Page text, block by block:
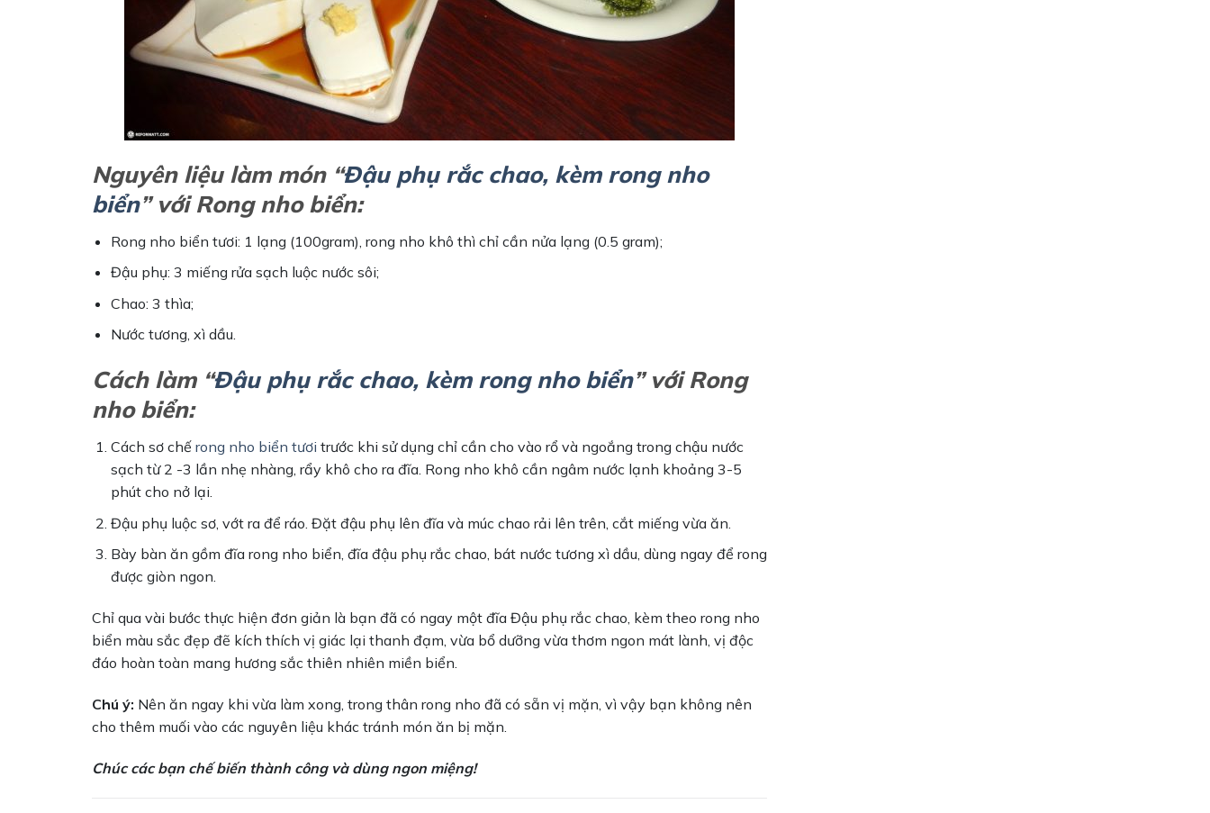
Nguyên liệu làm món “Đậu phụ rắc chao, kèm rong nho
biển” với Rong nho biển:
Rong nho biển tươi: 1 lạng (100gram), rong nho khô thì chỉ cần nửa lạng (0.5 gram);
Đậu phụ: 3 miếng rửa sạch luộc nước sôi;
Chao: 3 thìa;
Nước tương, xì dầu.
Cách làm “Đậu phụ rắc chao, kèm rong nho biển”với Rong
nho biển:
Cách sơ chế rong nho biển tươi trước khi sử dụng chỉ cần cho vào rổ và ngoắng trong chậu nước
sạch từ 2 -3 lần nhẹ nhàng, rẩy khô cho ra đĩa. Rong nho khô cần ngâm nước lạnh khoảng 3-5
phút cho nở lại.
Đậu phụ luộc sơ, vớt ra để ráo. Đặt đậu phụ lên đĩa và múc chao rải lên trên, cắt miếng vừa ăn.
Bày bàn ăn gồm đĩa rong nho biển, đĩa đậu phụ rắc chao, bát nước tương xì dầu, dùng ngay để rong
được giòn ngon.
Chỉ qua vài bước thực hiện đơn giản là bạn đã có ngay một đĩa Đậu phụ rắc chao, kèm theo rong nho
biển màu sắc đẹp đẽ kích thích vị giác lại thanh đạm, vừa bổ dưỡng vừa thơm ngon mát lành, vị độc
đáo hoàn toàn mang hương sắc thiên nhiên miền biển.
Chú ý: Nên ăn ngay khi vừa làm xong, trong thân rong nho đã có sẵn vị mặn, vì vậy bạn không nên
cho thêm muối vào các nguyên liệu khác tránh món ăn bị mặn.
Chúc các bạn chế biến thành công và dùng ngon miệng!